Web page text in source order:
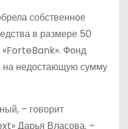
собственное
в размере 50
«ForteBank». Фонд
на недостающую сумму
– говорит
Дарья Власова. –